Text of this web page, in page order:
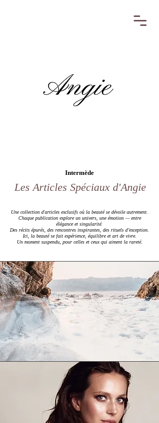
Intermède
Les Articles Spéciaux d'Angie
Une collection d'articles exclusifs où la beauté se dévoile autrement.
Chaque publication explore un univers, une émotion — entre
élégance et singularité.
Des récits épurés, des rencontres inspirantes, des rituels d’exception.
Ici, la beauté se fait expérience, équilibre et art de vivre.
Un moment suspendu, pour celles et ceux qui aiment la rareté.